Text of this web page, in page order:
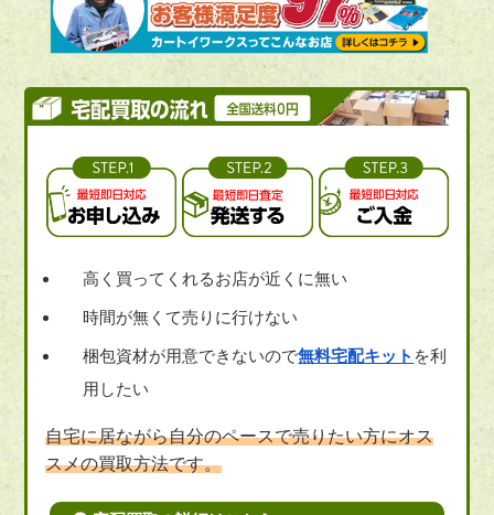
高く買ってくれるお店が近くに無い
時間が無くて売りに行けない
梱包資材が用意できないので無料宅配キット を利
用したい
自宅に居ながら自分のペースで売りたい方にオス
スメの買取方法です。